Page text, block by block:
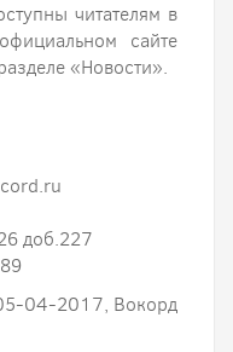
читателям в
сайте
«Новости».
доб.227
04-2017, Вокорд